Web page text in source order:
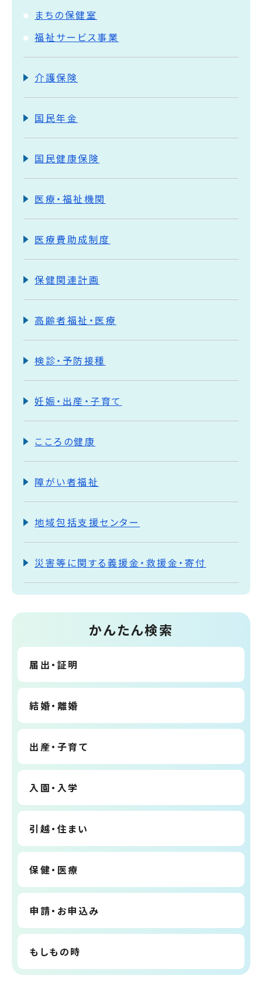
まちの保健室
福祉サービス事業
介護保険
国民年金
国民健康保険
医療・福祉機関
医療費助成制度
保健関連計画
高齢者福祉・医療
検診・予防接種
妊娠・出産・子育て
こころの健康
障がい者福祉
地域包括支援センター
災害等に関する義援金・救援金・寄付
かんたん検索
届出・証明
結婚・離婚
出産・子育て
入園・入学
引越・住まい
保健・医療
申請・お申込み
もしもの時